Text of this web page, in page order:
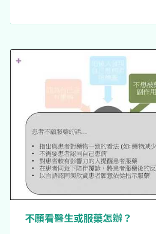
不願看醫生或服藥怎辦？